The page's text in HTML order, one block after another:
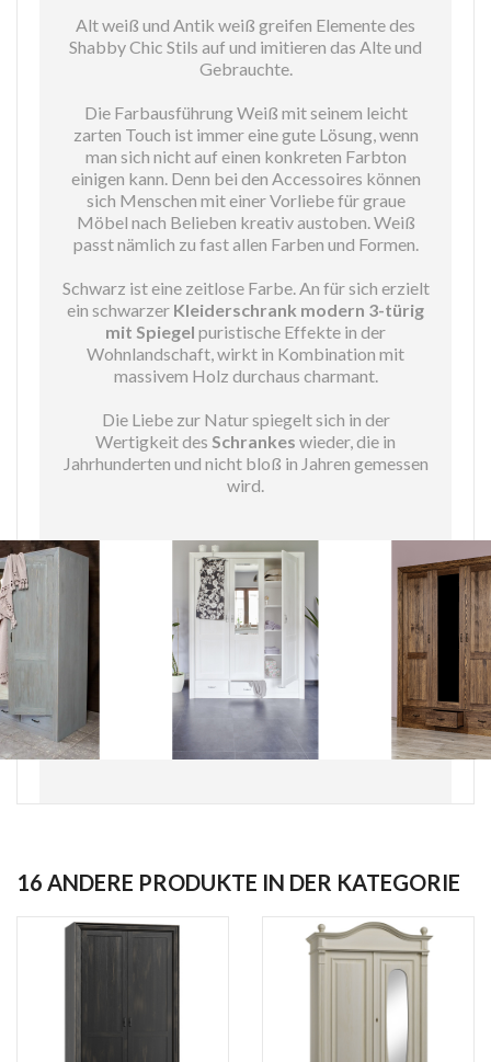
Alt weiß und Antik weiß greifen Elemente des
Shabby Chic Stils auf und imitieren das Alte und
Gebrauchte.
Die Farbausführung Weiß mit seinem leicht
zarten Touch ist immer eine gute Lösung, wenn
man sich nicht auf einen konkreten Farbton
einigen kann. Denn bei den Accessoires können
sich Menschen mit einer Vorliebe für graue
Möbel nach Belieben kreativ austoben. Weiß
passt nämlich zu fast allen Farben und Formen.
Schwarz ist eine zeitlose Farbe. An für sich erzielt
ein schwarzer Kleiderschrank modern 3-türig
mit Spiegel puristische Effekte in der
Wohnlandschaft, wirkt in Kombination mit
massivem Holz durchaus charmant.
Die Liebe zur Natur spiegelt sich in der
Wertigkeit des Schrankes wieder, die in
Jahrhunderten und nicht bloß in Jahren gemessen
wird.
16 ANDERE PRODUKTE IN DER KATEGORIE